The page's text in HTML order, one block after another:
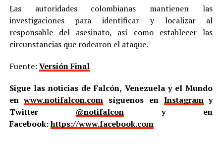
Las autoridades colombianas mantienen las
investigaciones para identificar y localizar al
responsable del asesinato, así como establecer las
circunstancias que rodearon el ataque.
Fuente: Versión Final
Sigue las noticias de Falcón, Venezuela y el Mundo
enwww.notifalcon.com síguenos en Instagramy
Twitter @notifalcony en
Facebook:https://www.facebook.com